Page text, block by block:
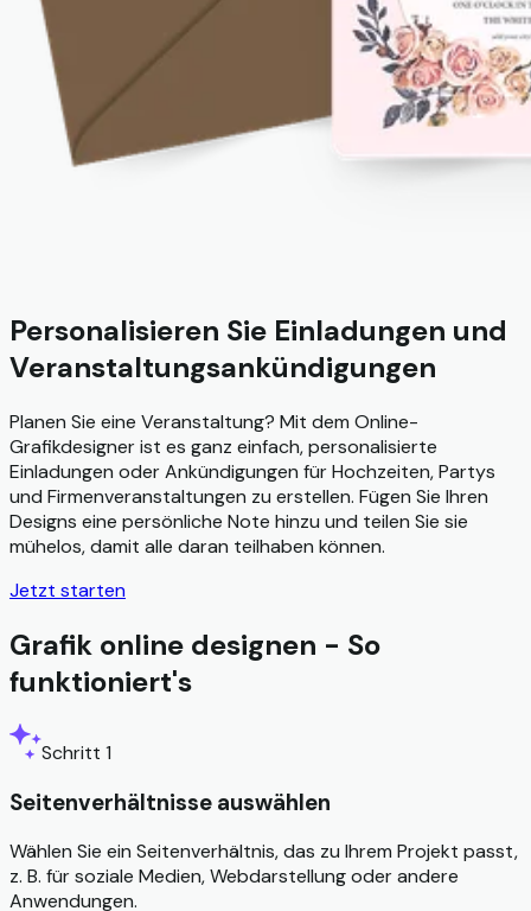
Personalisieren Sie Einladungen und
Veranstaltungsankündigungen
Planen Sie eine Veranstaltung? Mit dem Online-
Grafikdesigner ist es ganz einfach, personalisierte
Einladungen oder Ankündigungen für Hochzeiten, Partys
und Firmenveranstaltungen zu erstellen. Fügen Sie Ihren
Designs eine persönliche Note hinzu und teilen Sie sie
mühelos, damit alle daran teilhaben können.
Jetzt starten
Grafik online designen - So
funktioniert's
Schritt 1
Seitenverhältnisse auswählen
Wählen Sie ein Seitenverhältnis, das zu Ihrem Projekt passt,
z. B. für soziale Medien, Webdarstellung oder andere
Anwendungen.